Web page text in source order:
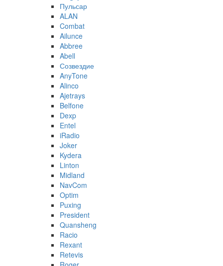
Пульсар
ALAN
Combat
Ailunce
Abbree
Abell
Созвездие
AnyTone
Alinco
Ajetrays
Belfone
Dexp
Entel
iRadio
Joker
Kydera
Linton
Midland
NavCom
Optim
Puxing
President
Quansheng
Racio
Rexant
Retevis